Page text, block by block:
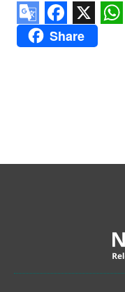
GoogleFacebook
X
Share